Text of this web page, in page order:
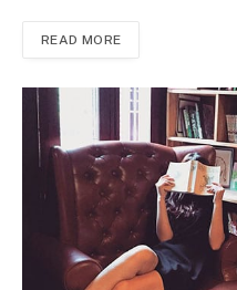
READ MORE